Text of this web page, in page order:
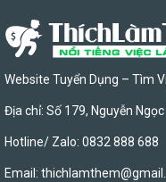
Website Tuyển Dụng – Tìm
Địa chỉ: Số 179, Nguyễn Ngọc
Hotline/ Zalo: 0832 888 688
Email: